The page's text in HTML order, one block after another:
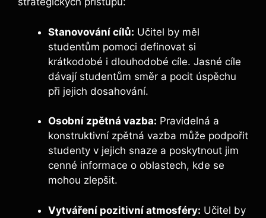
Stanovování cílů: Učitel by měl
studentům pomoci definovat si
krátkodobé i dlouhodobé cíle. Jasné cíle
dávají studentům směr a pocit úspěchu
při jejich dosahování.
Osobní zpětná vazba: Pravidelná a
konstruktivní zpětná vazba může podpořit
studenty v jejich snaze a poskytnout jim
cenné informace o oblastech, kde se
mohou zlepšit.
Vytváření pozitivní atmosféry: Učitel by